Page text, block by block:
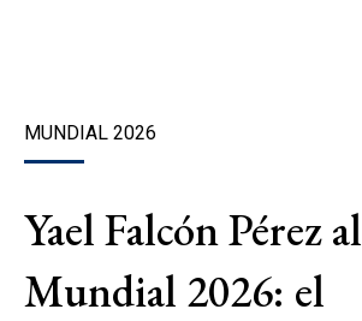
MUNDIAL 2026
Yael Falcón Pérez al
Mundial 2026: el